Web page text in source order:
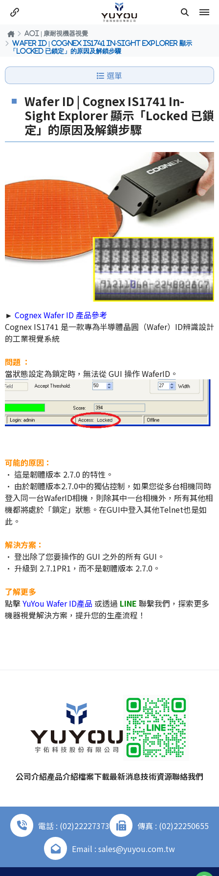
AOI | 康耐視機器視覺
Wafer ID | Cognex IS1741 In-Sight Explorer 顯示
「Locked 已鎖定」的原因及解鎖步驟
選單
Wafer ID | Cognex IS1741 In-
Sight Explorer 顯示「Locked 已鎖
定」的原因及解鎖步驟
► Cognex Wafer ID 產品參考
Cognex IS1741 是一款專為半導體晶圓（Wafer）ID辨識設計
的工業視覺系統
問題 ：
當狀態設定為鎖定時，無法從 GUI 操作 WaferID。
可能的原因：
• 這是韌體版本 2.7.0 的特性。
• 由於韌體版本2.7.0中的獨佔控制，如果您從多台相機同時
登入同一台WaferID相機，則除其中一台相機外，所有其他相
機都將處於「鎖定」狀態。在GUI中登入其他Telnet也是如
此。
解決方案：
• 登出除了您要操作的 GUI 之外的所有 GUI。
• 升級到 2.7.1PR1，而不是韌體版本 2.7.0。
了解更多
點擊YuYou Wafer ID產品 或透過 LINE 聯繫我們，探索更多
機器視覺解決方案，提升您的生產流程！
公司介紹產品介紹檔案下載最新消息技術資源聯絡我們
電話 : (02)22227373
傳真 : (02)22250655
Email : sales@yuyou.com.tw